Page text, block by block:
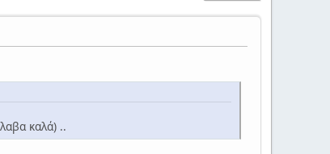
καλά) ..